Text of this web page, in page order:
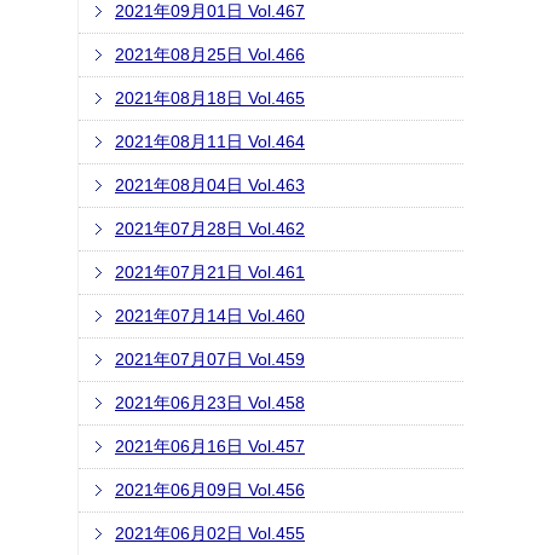
2021年09月01日 Vol.467
2021年08月25日 Vol.466
2021年08月18日 Vol.465
2021年08月11日 Vol.464
2021年08月04日 Vol.463
2021年07月28日 Vol.462
2021年07月21日 Vol.461
2021年07月14日 Vol.460
2021年07月07日 Vol.459
2021年06月23日 Vol.458
2021年06月16日 Vol.457
2021年06月09日 Vol.456
2021年06月02日 Vol.455